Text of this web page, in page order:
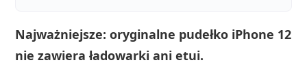
Najważniejsze: oryginalne pudełko iPhone 12
nie zawiera ładowarki ani etui.